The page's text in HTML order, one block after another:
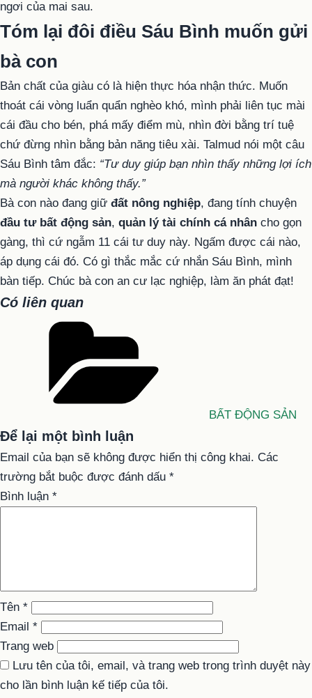
ngơi của mai sau.
Tóm lại đôi điều Sáu Bình muốn gửi
bà con
Bản chất của giàu có là hiện thực hóa nhận thức. Muốn
thoát cái vòng luẩn quẩn nghèo khó, mình phải liên tục mài
cái đầu cho bén, phá mấy điểm mù, nhìn đời bằng trí tuệ
chứ đừng nhìn bằng bản năng tiêu xài. Talmud nói một câu
Sáu Bình tâm đắc: “Tư duy giúp bạn nhìn thấy những lợi ích
mà người khác không thấy.”
Bà con nào đang giữ đất nông nghiệp, đang tính chuyện
đầu tư bất động sản, quản lý tài chính cá nhân cho gọn
gàng, thì cứ ngẫm 11 cái tư duy này. Ngấm được cái nào,
áp dụng cái đó. Có gì thắc mắc cứ nhắn Sáu Bình, mình
bàn tiếp. Chúc bà con an cư lạc nghiệp, làm ăn phát đạt!
Có liên quan
BẤT ĐỘNG SẢN
Để lại một bình luận
Email của bạn sẽ không được hiển thị công khai. Các
trường bắt buộc được đánh dấu *
Bình luận *
Tên *
Email *
Trang web
Lưu tên của tôi, email, và trang web trong trình duyệt này
cho lần bình luận kế tiếp của tôi.